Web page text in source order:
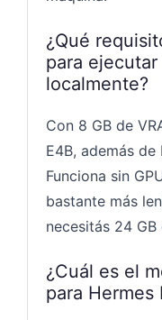
¿Qué
para
localmente?
Con 8 GB de
E4B, además
Funciona sin
bastante más
necesitás 24 GB
¿Cuál es el
para Hermes